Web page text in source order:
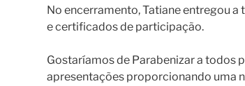
No encerramento, Tatiane entregou
e certificados de participação.
Gostaríamos de Parabenizar a todos
apresentações proporcionando uma